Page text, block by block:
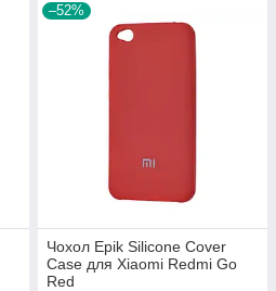
–52%
Чохол Epik Silicone Cover
Case для Xiaomi Redmi Go
Red